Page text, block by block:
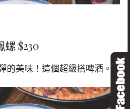
$230
的美味！這個超級搭啤酒。